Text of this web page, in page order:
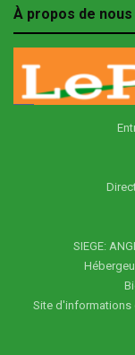
À propos de nous
SIEGE:
Site d'informations